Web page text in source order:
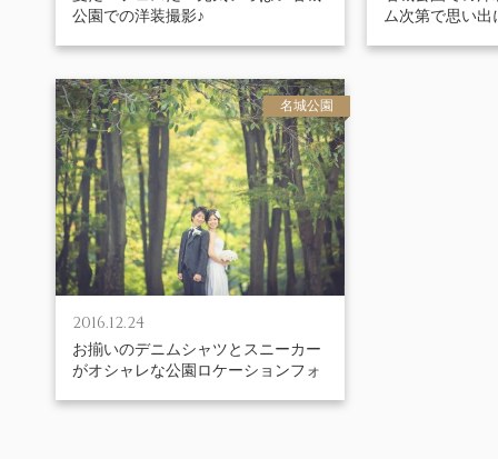
公園での洋装撮影♪
ム次第で思い
2016.12.24
お揃いのデニムシャツとスニーカー
がオシャレな公園ロケーションフォ
名城公園